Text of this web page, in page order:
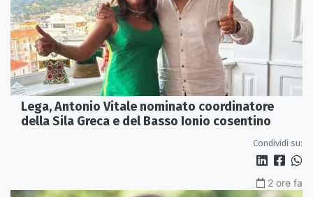
Lega, Antonio Vitale nominato coordinatore
della Sila Greca e del Basso Ionio cosentino
Condividi su:
2 ore fa